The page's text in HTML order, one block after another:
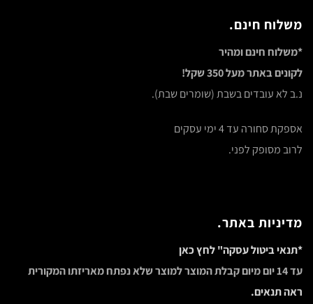
משלוח חינם.
*משלוח חינם ומהיר
לקונים באתר מעל 350 שקל!
נ.ב לא עובדים בשבת (שומרים שבת).
אספקת סחורה עד 4 ימי עסקים
לרוב מסופק לפני.
מדיניות באתר.
*תנאי ביטול עסקה" לחץ כאן
עד 14 יום מיום קבלת המוצר למוצר שלא נפתח מאריזתו המקורית
ראה תנאים.